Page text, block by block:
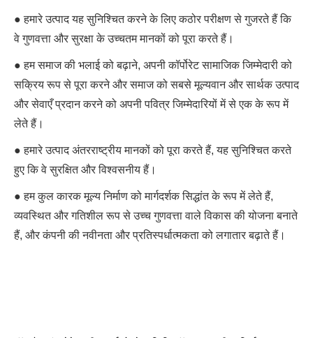
● हमारे उत्पाद यह सुनिश्चित करने के लिए कठोर परीक्षण से गुजरते हैं कि
वे गुणवत्ता और सुरक्षा के उच्चतम मानकों को पूरा करते हैं।
● हम समाज की भलाई को बढ़ाने, अपनी कॉर्पोरेट सामाजिक जिम्मेदारी को
सक्रिय रूप से पूरा करने और समाज को सबसे मूल्यवान और सार्थक उत्पाद
और सेवाएँ प्रदान करने को अपनी पवित्र जिम्मेदारियों में से एक के रूप में
लेते हैं।
● हमारे उत्पाद अंतरराष्ट्रीय मानकों को पूरा करते हैं, यह सुनिश्चित करते
हुए कि वे सुरक्षित और विश्वसनीय हैं।
● हम कुल कारक मूल्य निर्माण को मार्गदर्शक सिद्धांत के रूप में लेते हैं,
व्यवस्थित और गतिशील रूप से उच्च गुणवत्ता वाले विकास की योजना बनाते
हैं, और कंपनी की नवीनता और प्रतिस्पर्धात्मकता को लगातार बढ़ाते हैं।